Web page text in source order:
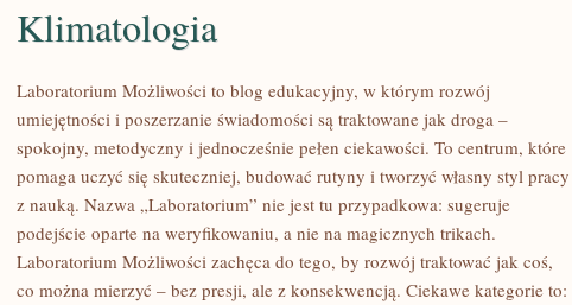
KLIMATOLOGIA
Klimatologia
Laboratorium Możliwości to blog edukacyjny, w którym rozwój
umiejętności i poszerzanie świadomości są traktowane jak droga –
spokojny, metodyczny i jednocześnie pełen ciekawości. To centrum, które
pomaga uczyć się skuteczniej, budować rutyny i tworzyć własny styl pracy
z nauką. Nazwa „Laboratorium” nie jest tu przypadkowa: sugeruje
podejście oparte na weryfikowaniu, a nie na magicznych trikach.
Laboratorium Możliwości zachęca do tego, by rozwój traktować jak coś,
co można mierzyć – bez presji, ale z konsekwencją. Ciekawe kategorie to: